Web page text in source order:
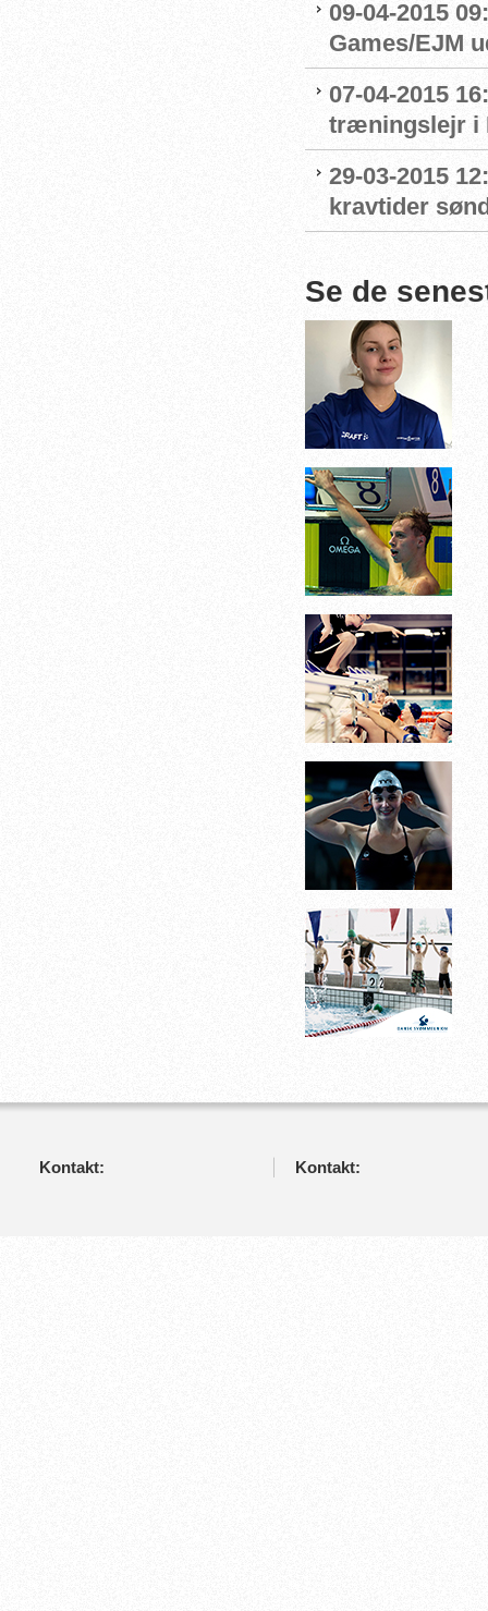
09-04-2015
Games/EJM
07-04-2015
træningslejr i
29-03-2015
kravtider
Se de
Kontakt: Kontakt: